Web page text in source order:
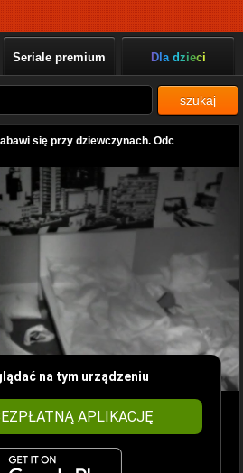
Seriale premium Dla dzieci
szukaj
się przy dziewczynach. Odc
na tym urządzeniu
APLIKACJĘ